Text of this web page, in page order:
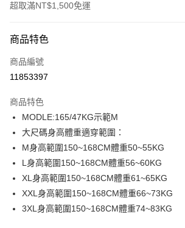
超取滿NT$1,500免運
信用卡一次付款
信用卡分期付款
合作金庫商業銀行
華南商業銀行
上海商業儲蓄銀行
國泰世華商業銀行
兆豐國際商
臺灣中小企業銀行
台中商業銀
匯豐（台灣）商業銀行
聯邦商業銀行
元大商業銀行
永豐商業銀
玉山商業銀行
星展（台灣
LINE Pay
Apple Pay
街口支付
商品特色
商品編號
11853397
商品特色
MODLE:165/47KG示範M
大尺碼身高體重適穿範圍：
M身高範圍150~168CM體重50~55KG
L身高範圍150~168CM體重56~60KG
XL身高範圍150~168CM體重61~65KG
XXL身高範圍150~168CM體重66~73KG
3XL身高範圍150~168CM體重74~83KG